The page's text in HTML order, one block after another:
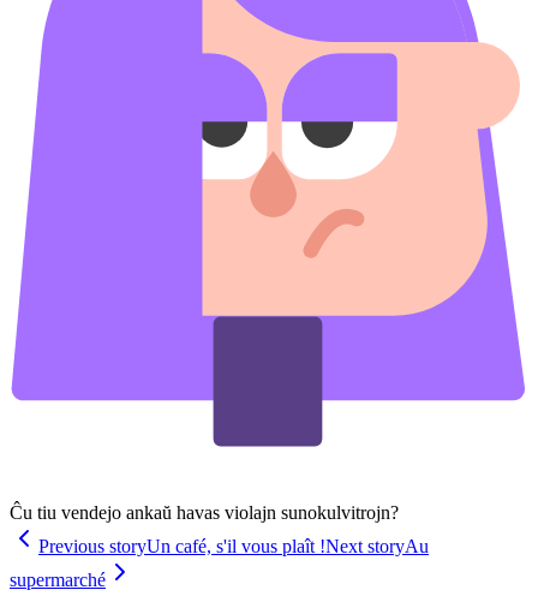
Ĉu tiu vendejo ankaŭ havas violajn sunokulvitrojn?
Previous storyUn café, s'il vous plaît !Next storyAu
supermarché